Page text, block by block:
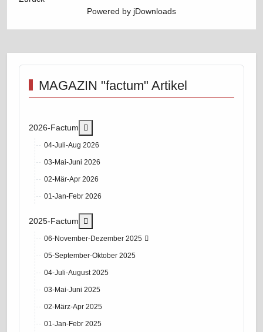
Powered by jDownloads
MAGAZIN "factum" Artikel
2026-Factum
04-Juli-Aug 2026
03-Mai-Juni 2026
02-Mär-Apr 2026
01-Jan-Febr 2026
2025-Factum
06-November-Dezember 2025
05-September-Oktober 2025
04-Juli-August 2025
03-Mai-Juni 2025
02-März-Apr 2025
01-Jan-Febr 2025